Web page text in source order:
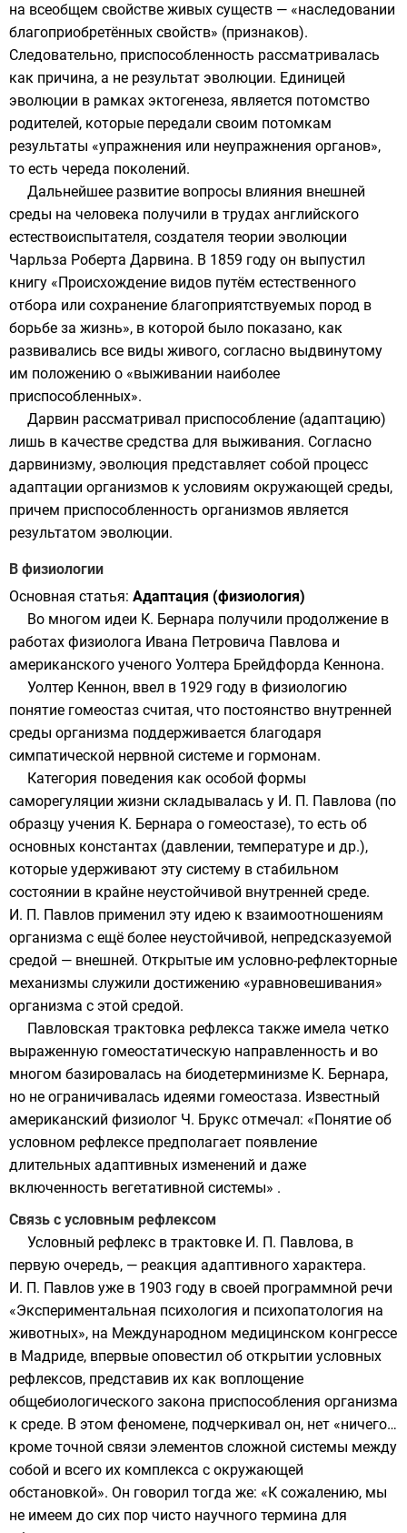
на всеобщем свойстве живых существ — «наследовании
благоприобретённых свойств» (признаков).
Следовательно, приспособленность рассматривалась
как причина, а не результат эволюции. Единицей
эволюции в рамках эктогенеза, является потомство
родителей, которые передали своим потомкам
результаты «упражнения или неупражнения органов»,
то есть череда поколений.
Дальнейшее развитие вопросы влияния внешней
среды на человека получили в трудах английского
естествоиспытателя, создателя теории эволюции
Чарльза Роберта Дарвина. В 1859 году он выпустил
книгу «Происхождение видов путём естественного
отбора или сохранение благоприятствуемых пород в
борьбе за жизнь», в которой было показано, как
развивались все виды живого, согласно выдвинутому
им положению о «выживании наиболее
приспособленных».
Дарвин рассматривал приспособление (адаптацию)
лишь в качестве средства для выживания. Согласно
дарвинизму, эволюция представляет собой процесс
адаптации организмов к условиям окружающей среды,
причем приспособленность организмов является
результатом эволюции.
В физиологии
Основная статья: Адаптация (физиология)
Во многом идеи К. Бернара получили продолжение в
работах физиолога Ивана Петровича Павлова и
американского ученого Уолтера Брейдфорда Кеннона.
Уолтер Кеннон, ввел в 1929 году в физиологию
понятие гомеостаз считая, что постоянство внутренней
среды организма поддерживается благодаря
симпатической нервной системе и гормонам.
Категория поведения как особой формы
саморегуляции жизни складывалась у И. П. Павлова (по
образцу учения К. Бернара о гомеостазе), то есть об
основных константах (давлении, температуре и др.),
которые удерживают эту систему в стабильном
состоянии в крайне неустойчивой внутренней среде.
И. П. Павлов применил эту идею к взаимоотношениям
организма с ещё более неустойчивой, непредсказуемой
средой — внешней. Открытые им условно-рефлекторные
механизмы служили достижению «уравновешивания»
организма с этой средой.
Павловская трактовка рефлекса также имела четко
выраженную гомеостатическую направленность и во
многом базировалась на биодетерминизме К. Бернара,
но не ограничивалась идеями гомеостаза. Известный
американский физиолог Ч. Брукс отмечал: «Понятие об
условном рефлексе предполагает появление
длительных адаптивных изменений и даже
включенность вегетативной системы» .
Связь с условным рефлексом
Условный рефлекс в трактовке И. П. Павлова, в
первую очередь, — реакция адаптивного характера.
И. П. Павлов уже в 1903 году в своей программной речи
«Экспериментальная психология и психопатология на
животных», на Международном медицинском конгрессе
в Мадриде, впервые оповестил об открытии условных
рефлексов, представив их как воплощение
общебиологического закона приспособления организма
к среде. В этом феномене, подчеркивал он, нет «ничего…
кроме точной связи элементов сложной системы между
собой и всего их комплекса с окружающей
обстановкой». Он говорил тогда же: «К сожалению, мы
не имеем до сих пор чисто научного термина для